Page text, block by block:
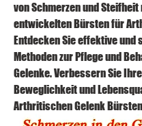
von Schmerzen und
entwickelten Bürsten für
Entdecken Sie effektive und
Methoden zur Pflege und
Gelenke. Verbessern Sie Ihre
Beweglichkeit und
Arthritischen Gelenk